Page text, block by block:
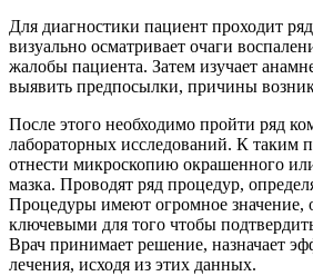
Для диагностики пациент проходит
визуально осматривает очаги
жалобы пациента. Затем изучает
выявить предпосылки, причины
После этого необходимо пройти ряд
лабораторных исследований. К таким
отнести микроскопию окрашенного
мазка. Проводят ряд процедур,
Процедуры имеют огромное значение,
ключевыми для того чтобы
Врач принимает решение, назначает
лечения, исходя из этих данных.